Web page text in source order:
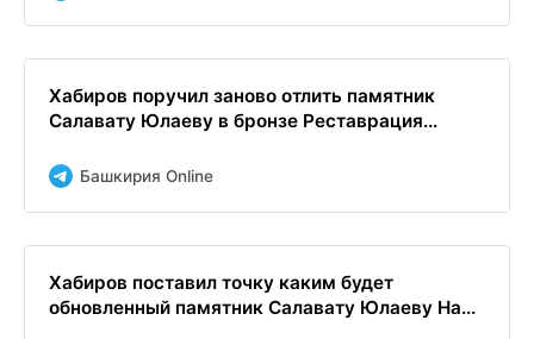
Хабиров поручил заново отлить памятник
Салавату Юлаеву в бронзе Реставрация...
Башкирия Online
Хабиров поставил точку каким будет
обновленный памятник Салавату Юлаеву На...